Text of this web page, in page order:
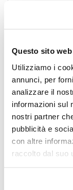
Questo sito
Utilizziamo i
annunci, per
analizzare il
informazioni sul
nostri partner
pubblicità e
con altre
raccolto dal suo
Quantità
100pz. Prezzo
IVA incl.
Condividi